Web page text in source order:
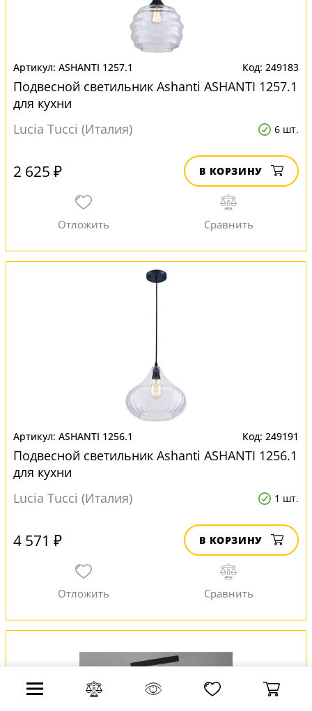
ASHANTI 1257.1 249183
Подвесной светильник Ashanti ASHANTI 1257.1
для кухни
Lucia Tucci (Италия)
6 шт.
2 625 ₽ В КОРЗИНУ
ASHANTI 1256.1 249191
Подвесной светильник Ashanti ASHANTI 1256.1
для кухни
Lucia Tucci (Италия)
1 шт.
4 571 ₽ В КОРЗИНУ